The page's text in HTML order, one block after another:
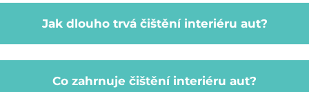
Jak dlouho trvá čištění interiéru aut?
konkrétních potřeb a požadavků každého
Co zahrnuje čištění interiéru aut?